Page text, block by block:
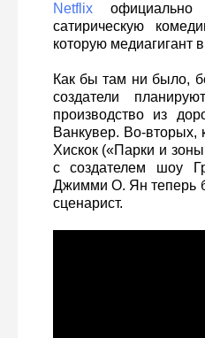
Netflixофициально
сатирическую
которую медиагигант
Как бы там ни было,
создатели
производство из
Ванкувер. Во-вторых,
Хискок («Парки и
с создателем шоу
Джимми О. Ян теперь
сценарист.